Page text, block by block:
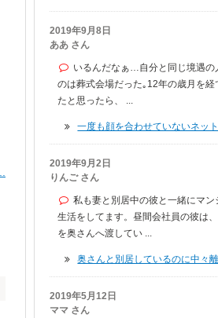
2019年9月8日
ああ さん
いるんだなぁ…自分と同じ境遇の
のは葬式会場だった｡12年の歳月を
たと思ったら、 ...
一度も顔を合わせていないネッ
2019年9月2日
りんご さん
私も妻と別居中の彼と一緒にマ
生活をしてます。昼間会社員の彼は
を奥さんへ渡してい ...
奥さんと別居しているのに中々
2019年5月12日
ママ さん